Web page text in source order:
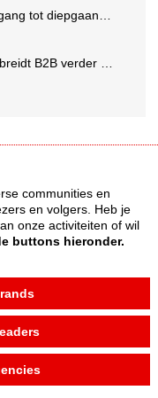
informatie over goede doelen
uit en innoveert met AI
communities en
en volgers. Heb je
onze activiteiten of wil
buttons hieronder.